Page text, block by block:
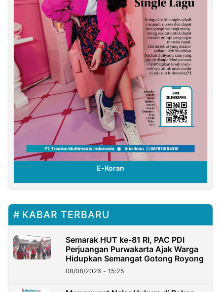
E-Koran
KABAR TERBARU
Semarak HUT ke-81 RI, PAC PDI
Perjuangan Purwakarta Ajak Warga
Hidupkan Semangat Gotong Royong
08/08/2026 - 15:25